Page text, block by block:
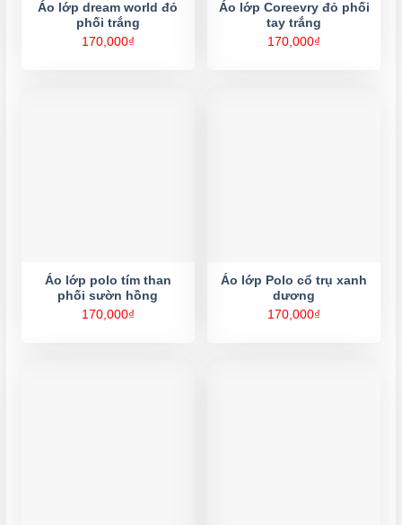
Áo lớp dream world đỏ
phối trắng
170,000₫
Áo lớp Coreevry đỏ phối
tay trắng
170,000₫
Áo lớp polo tím than
phối sườn hồng
170,000₫
Áo lớp Polo cổ trụ xanh
dương
170,000₫